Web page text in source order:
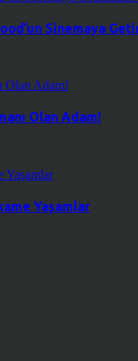
Sinemaya
Olan Adam!
Yaşamlar